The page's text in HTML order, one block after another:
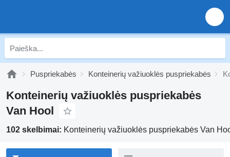
Puspriekabės Konteinerių važiuoklės puspriekabės
Konteinerių važiuoklės puspriekabės
Van Hool
102 skelbimai: Konteinerių važiuoklės puspriekabės Van